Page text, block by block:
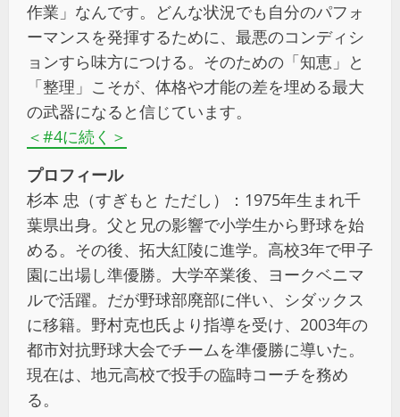
作業」なんです。どんな状況でも自分のパフォ
ーマンスを発揮するために、最悪のコンディシ
ョンすら味方につける。そのための「知恵」と
「整理」こそが、体格や才能の差を埋める最大
の武器になると信じています。
＜#4に続く＞
プロフィール
杉本 忠（すぎもと ただし）：1975年生まれ千
葉県出身。父と兄の影響で小学生から野球を始
める。その後、拓大紅陵に進学。高校3年で甲子
園に出場し準優勝。大学卒業後、ヨークベニマ
ルで活躍。だが野球部廃部に伴い、シダックス
に移籍。野村克也氏より指導を受け、2003年の
都市対抗野球大会でチームを準優勝に導いた。
現在は、地元高校で投手の臨時コーチを務め
る。